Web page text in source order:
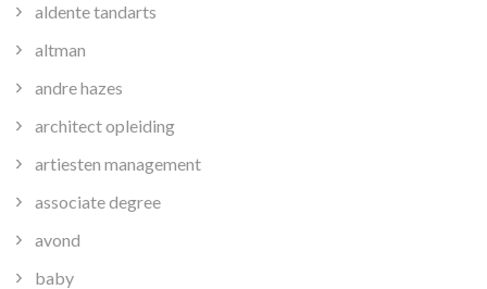
aldente tandarts
altman
andre hazes
architect opleiding
artiesten management
associate degree
avond
baby